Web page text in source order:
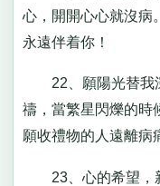
心，開開心心就沒病
永遠伴着你！
22、願陽光替我
禱，當繁星閃爍的時
願收禮物的人遠離病
23、心的希望，新